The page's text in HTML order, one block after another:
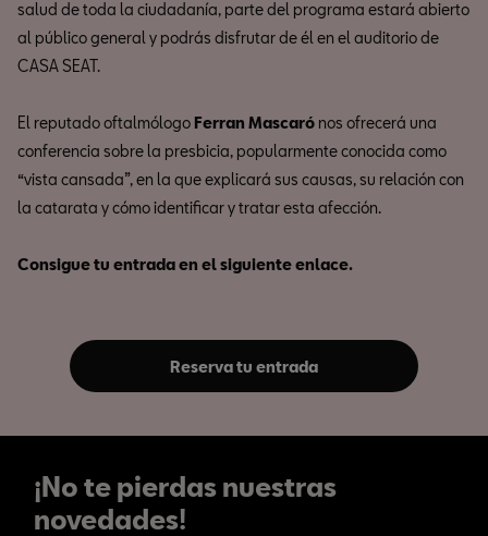
salud de toda la ciudadanía, parte del programa estará abierto
al público general y podrás disfrutar de él en el auditorio de
CASA SEAT.
El reputado oftalmólogo Ferran Mascaró nos ofrecerá una
conferencia sobre la presbicia, popularmente conocida como
“vista cansada”, en la que explicará sus causas, su relación con
la catarata y cómo identificar y tratar esta afección.
Consigue tu entrada en el siguiente enlace.
Reserva tu entrada
¡No te pierdas nuestras
novedades!